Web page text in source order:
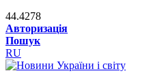
44.4278
Авторизація
Пошук
RU